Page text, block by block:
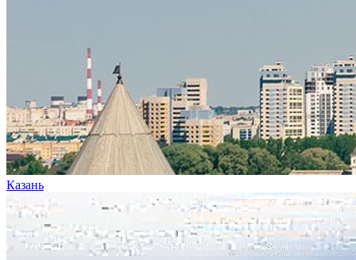
Казань